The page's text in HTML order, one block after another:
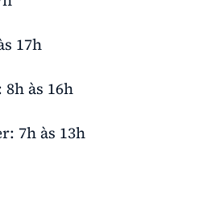
17h
às 16h
7h às 13h